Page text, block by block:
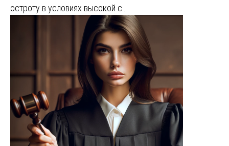
остроту в условиях высокой с…